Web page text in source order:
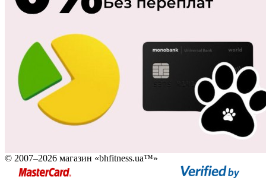
© 2007–2026 магазин «bhfitness.ua™»